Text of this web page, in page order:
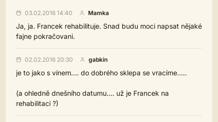
03.02.2016 14:40 Mamka
Ja, ja. Francek rehabilituje. Snad budu moci napsat nějaké
fajne pokračovani.
02.02.2016 20:30 gabkin
je to jako s vínem.... do dobrého sklepa se vracíme.....
(a ohledně dnešního datumu.... už je Francek na
rehabilitaci ?)